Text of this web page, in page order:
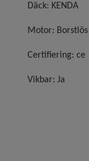
Däck: KENDA
Motor: Borstlös
Certifiering: ce
Vikbar: Ja